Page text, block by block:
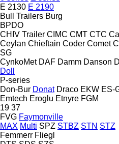
E 2130 E 2190
Bull Trailers Burg
BPDO
CHIV Trailer CIMC CMT CTC
Ceylan Chieftain Coder Comet
SG
CynkoMet DAF Damm Danson
Doll
P-series
Don-Bur Donat Draco EKW ES-
Emtech Eroglu Etnyre FGM
19 37
FVG Faymonville
MAX Multi SPZ STBZ STN STZ
Femmerr Fliegl